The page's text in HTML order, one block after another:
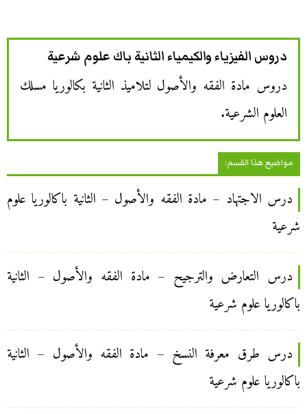
دروس الفيزياء والكيمياء الثانية باك علوم شرعية
دروس مادة الفقه والأصول لتلاميذ الثانية بكالوريا مسلك
العلوم الشرعية.
مواضيع هذا القسم:
درس الاجتهاد – مادة الفقه والأصول – الثانية باكالوريا علوم
شرعية
درس التعارض والترجيح – مادة الفقه والأصول – الثانية
باكالوريا علوم شرعية
درس طرق معرفة النسخ – مادة الفقه والأصول – الثانية
باكالوريا علوم شرعية